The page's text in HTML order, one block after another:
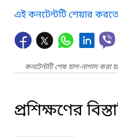
এই কনটেন্টটি শেয়ার
কনটেন্টটি শেষ হাল-নাগাদ করা
প্রশিক্ষণের